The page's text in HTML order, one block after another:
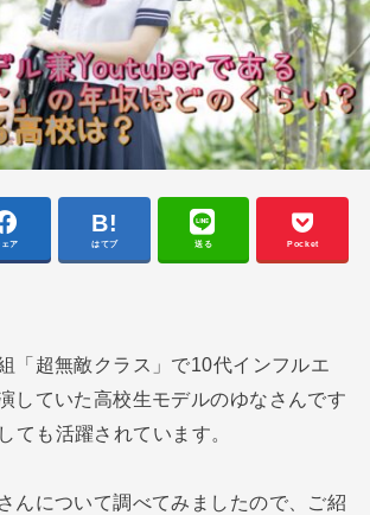
ェア はてブ 送る Pocket
「超無敵クラス」で10代インフルエ
していた高校生モデルのゆなさんです
ても活躍されています。
んについて調べてみましたので、ご紹